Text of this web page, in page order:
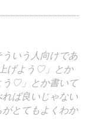
ういう人向けであ
げよう♡」とか
う♡」とか書いて
ば良いじゃない
とてもよくわか